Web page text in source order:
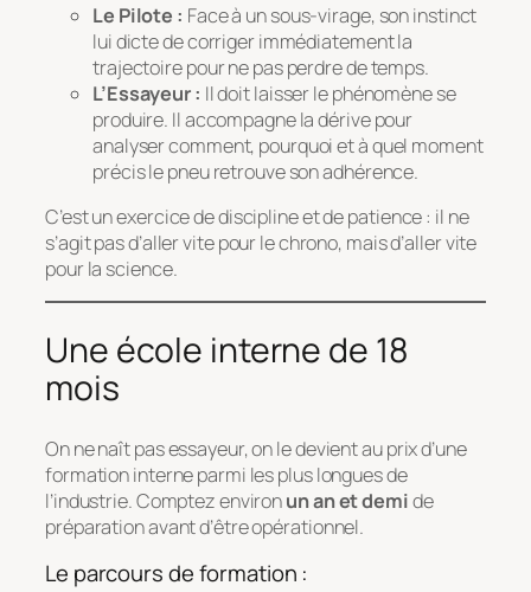
Le Pilote : Face à un sous-virage, son instinct
lui dicte de corriger immédiatement la
trajectoire pour ne pas perdre de temps.
L’Essayeur : Il doit laisser le phénomène se
produire. Il accompagne la dérive pour
analyser comment, pourquoi et à quel moment
précis le pneu retrouve son adhérence.
C’est un exercice de discipline et de patience : il ne
s’agit pas d’aller vite pour le chrono, mais d’aller vite
pour la science.
Une école interne de 18
mois
On ne naît pas essayeur, on le devient au prix d’une
formation interne parmi les plus longues de
l’industrie. Comptez environun an et demide
préparation avant d’être opérationnel.
Le parcours de formation :